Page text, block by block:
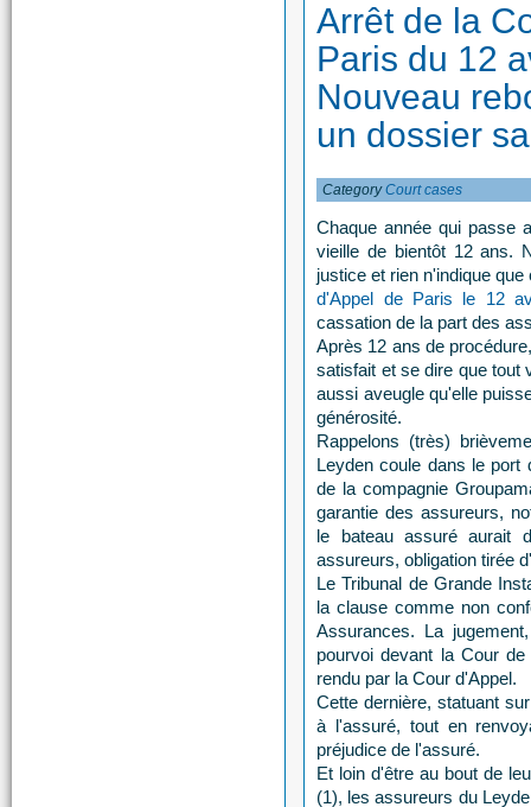
Arrêt de la
Paris du 12
Nouveau
un dossier
CategoryCourt cases
Chaque année qui passe
vieille de bientôt 12 ans.
justice et rien n'indique
d'Appel de Paris le 12
cassation de la part des
Après 12 ans de
satisfait et se dire que tout
aussi aveugle qu'elle
générosité.
Rappelons (très)
Leyden coule dans le port
de la compagnie
garantie des assureurs,
le bateau assuré aurait
assureurs, obligation tirée
Le Tribunal de Grande
la clause comme non
Assurances. La
pourvoi devant la Cour
rendu par la Cour d'Appel.
Cette dernière, statuant
à l'assuré, tout en
préjudice de l'assuré.
Et loin d'être au bout de
(1), les assureurs du